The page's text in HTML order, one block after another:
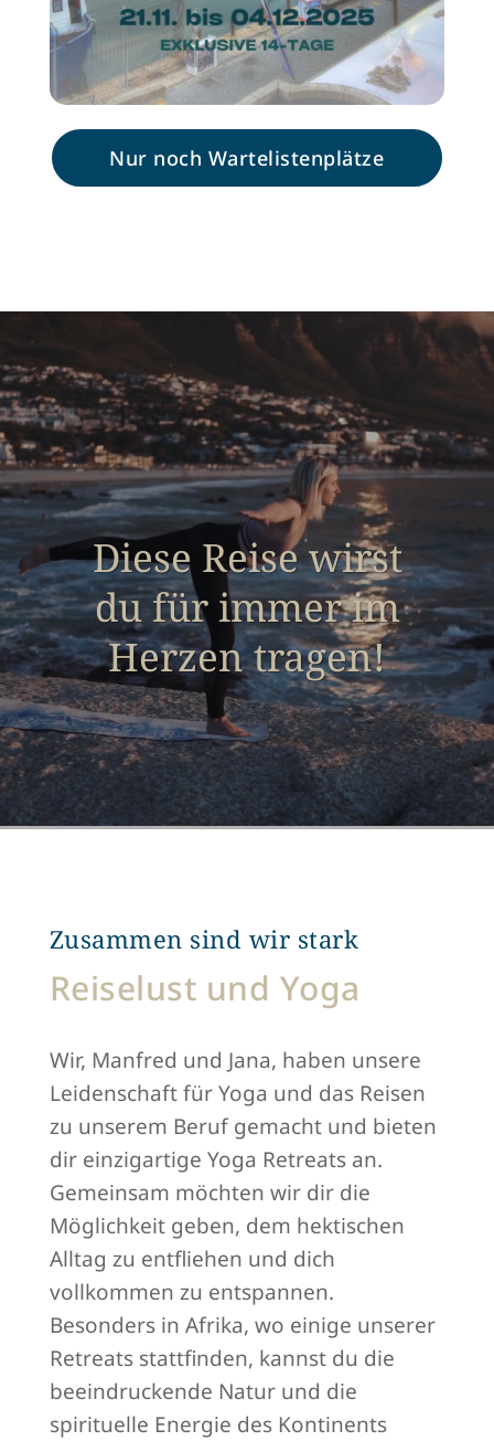
Nur noch Wartelistenplätze
Diese Reise wirst
du für immer im
Herzen tragen!
Video
Zusammen sind wir stark
Reiselust und Yoga
Wir, Manfred und Jana, haben unsere
Leidenschaft für Yoga und das Reisen
zu unserem Beruf gemacht und bieten
dir einzigartige Yoga Retreats an.
Gemeinsam möchten wir dir die
Möglichkeit geben, dem hektischen
Alltag zu entfliehen und dich
vollkommen zu entspannen.
Besonders in Afrika, wo einige unserer
Retreats stattfinden, kannst du die
beeindruckende Natur und die
spirituelle Energie des Kontinents